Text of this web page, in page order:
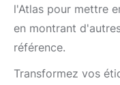
l'Atlas pour mettre
en montrant
référence.
Transformez vos